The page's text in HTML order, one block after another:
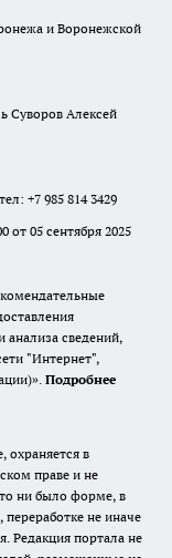
и Воронежской
Суворов Алексей
+7 985 814 3429
от 05 сентября 2025
анализа сведений,
"Интернет",
Подробнее
охраняется в
праве и не
ни было форме, в
не иначе
Редакция портала не